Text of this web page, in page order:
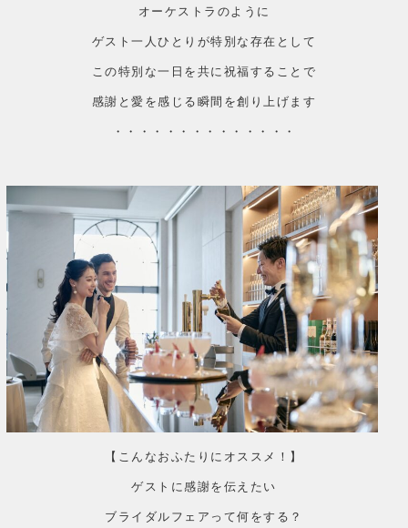
オーケストラのように
ゲスト一人ひとりが特別な存在として
この特別な一日を共に祝福することで
感謝と愛を感じる瞬間を創り上げます
・・・・・・・・・・・・・・
【こんなおふたりにオススメ！】
ゲストに感謝を伝えたい
ブライダルフェアって何をする？